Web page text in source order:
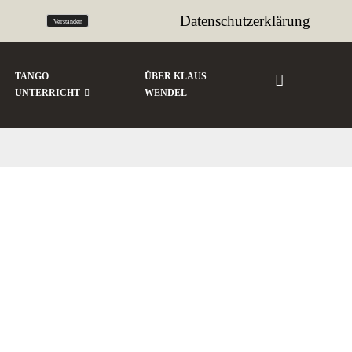
tango@sencillo.de
TANGO
UNTERRICHT
ÜBER KLAUS
WENDEL
Verstanden Datenschutzerklärung